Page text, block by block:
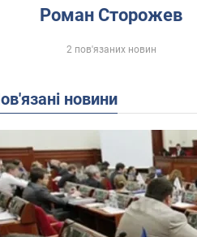
Роман Сторожев
2 пов'язаних новин
Пов'язані новини